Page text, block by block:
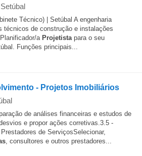
Setúbal
Técnico) | Setúbal A engenharia
técnicos de construção e instalações
a Projetistapara o seu
Funções principais...
- Projetos Imobiliários
de análises financeiras e estudos de
e propor ações corretivas.3.5 -
de ServiçosSelecionar,
, consultores e outros prestadores...